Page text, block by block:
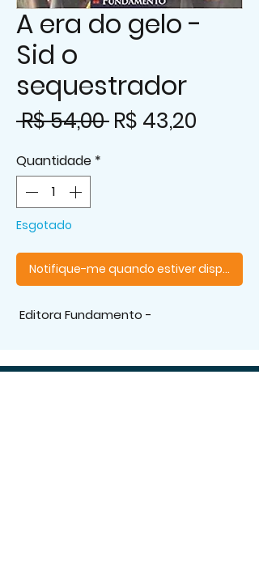
A era do gelo -
Sid o
sequestrador
R$ 54,00 Preço
R$ 43,20
Quantidade *
Esgotado
Notifique-me quando estiver disponível
Editora Fundamento -